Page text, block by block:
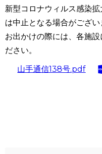
新型コロナウィルス感染
は中止となる場合がござい
お出かけの際には、各施
ださい。
山手通信138号.pdf